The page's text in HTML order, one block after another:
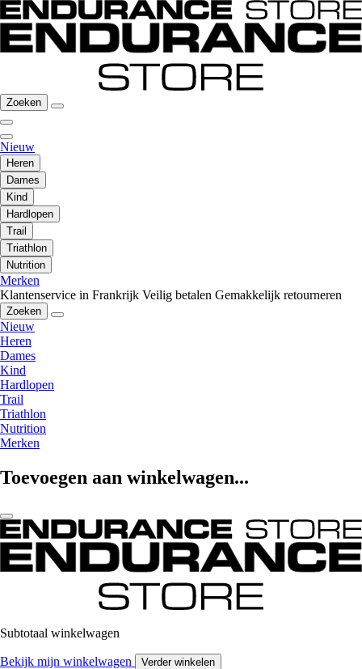
Zoeken
Nieuw
Heren
Dames
Kind
Hardlopen
Trail
Triathlon
Nutrition
Merken
Klantenservice in Frankrijk Veilig betalen Gemakkelijk retourneren
Zoeken
Nieuw
Heren
Dames
Kind
Hardlopen
Trail
Triathlon
Nutrition
Merken
Toevoegen aan winkelwagen...
Subtotaal winkelwagen
Bekijk mijn winkelwagen Verder winkelen